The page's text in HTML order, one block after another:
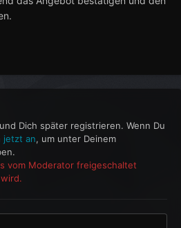
Dich später registrieren. Wenn Du
jetzt an, um unter Deinem
vom Moderator freigeschaltet